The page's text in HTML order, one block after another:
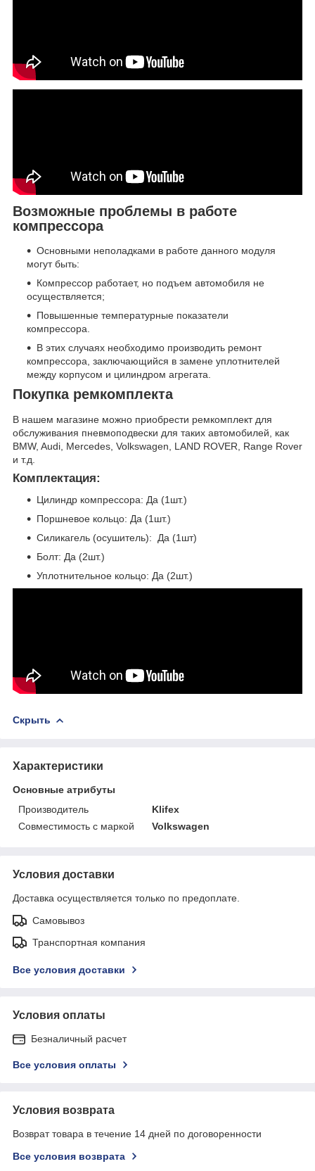
Возможные проблемы в работе
компрессора
Основными неполадками в работе данного модуля
могут быть:
Компрессор работает, но подъем автомобиля не
осуществляется;
Повышенные температурные показатели
компрессора.
В этих случаях необходимо производить ремонт
компрессора, заключающийся в замене уплотнителей
между корпусом и цилиндром агрегата.
Покупка ремкомплекта
В нашем магазине можно приобрести ремкомплект для
обслуживания пневмоподвески для таких автомобилей, как
BMW, Audi, Mercedes, Volkswagen, LAND ROVER, Range Rover
и т.д.
Комплектация:
Цилиндр компрессора: Да (1шт.)
Поршневое кольцо: Да (1шт.)
Силикагель (осушитель):
Да (1шт)
Болт: Да (2шт.)
Уплотнительное кольцо: Да (2шт.)
Скрыть
Характеристики
Основные атрибуты
Производитель
Klifex
Совместимость с маркой
Volkswagen
Условия доставки
Доставка осуществляется только по предоплате.
Самовывоз
Транспортная компания
Все условия доставки
Условия оплаты
Безналичный расчет
Все условия оплаты
Условия возврата
Возврат товара в течение 14 дней по договоренности
Все условия возврата